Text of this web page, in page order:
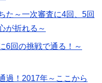
た～一次審査に4回、5回
が折れる～
6回の挑戦で通る！～
過！2017年～ここから